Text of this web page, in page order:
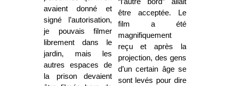
avaient donné et
signé l’autorisation,
je pouvais filmer
librement dans le
jardin, mais les
autres espaces de
la prison devaient
être acceptée. Le
film a été
magnifiquement
reçu et après la
projection, des gens
d’un certain âge se
sont levés pour dire